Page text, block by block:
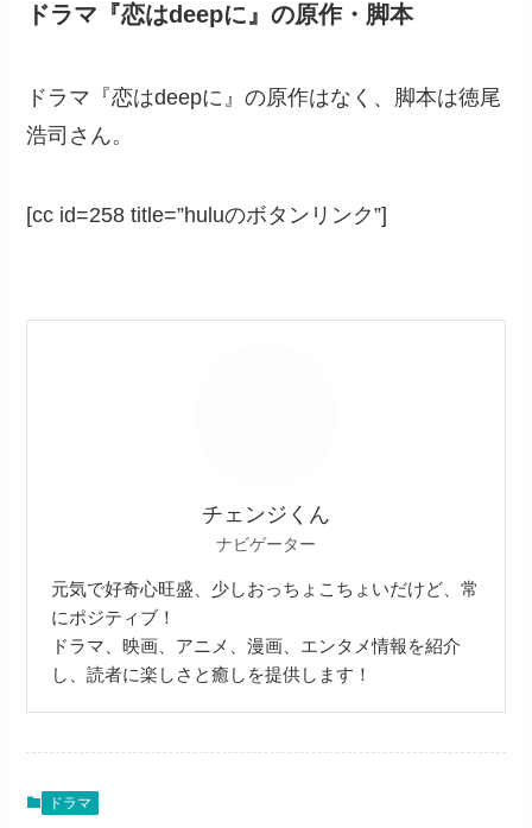
ドラマ『恋はdeepに』の原作・脚本
ドラマ『恋はdeepに』の原作はなく、脚本は徳尾
浩司さん。
[cc id=258 title=”huluのボタンリンク”]
チェンジくん
ナビゲーター
元気で好奇心旺盛、少しおっちょこちょいだけど、常
にポジティブ！
ドラマ、映画、アニメ、漫画、エンタメ情報を紹介
し、読者に楽しさと癒しを提供します！
ドラマ